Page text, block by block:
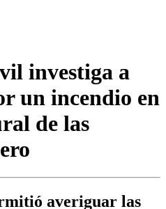
investiga a
un incendio en
de las
averiguar las